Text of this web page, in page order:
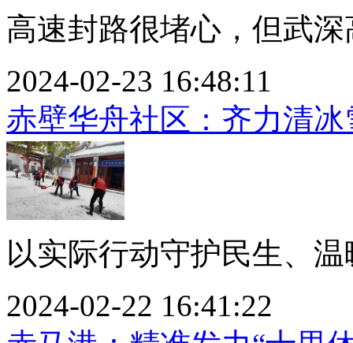
高速封路很堵心，但武
2024-02-23 16:48:11
赤壁华舟社区：齐力清
以实际行动守护民生、
2024-02-22 16:41:22